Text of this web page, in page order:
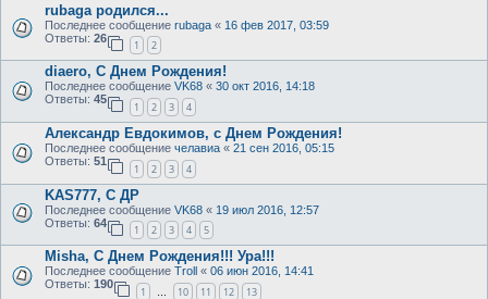
rubaga родился...
Последнее сообщение rubaga « 16 фев 2017, 03:59
Ответы: 26
1 2
diaero, С Днем Рождения!
Последнее сообщение VK68 « 30 окт 2016, 14:18
Ответы: 45
1 2 3 4
Александр Евдокимов, с Днем Рождения!
Последнее сообщение челавиа « 21 сен 2016, 05:15
Ответы: 51
1 2 3 4
KAS777, С ДР
Последнее сообщение VK68 « 19 июл 2016, 12:57
Ответы: 64
1 2 3 4 5
Misha, С Днем Рождения!!! Ура!!!
Последнее сообщение Troll « 06 июн 2016, 14:41
Ответы: 190
1 … 10 11 12 13